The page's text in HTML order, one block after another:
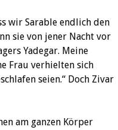
wir Sarable endlich den
sie von jener Nacht vor
Yadegar. Meine
Frau verhielten sich
seien.“ Doch Zivar
am ganzen Körper